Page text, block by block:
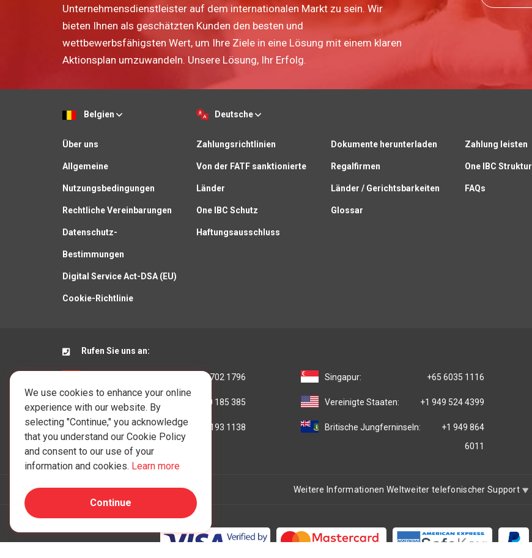
Unternehmensdienstleister auf dem internationalen Markt zu sein. Wir
bieten Ihnen als geschätzten Kunden den besten und
wettbewerbsfähigsten Wert, um Ihre Ziele in eine Lösung mit einem klaren
Aktionsplan umzuwandeln. Unsere Lösung, Ihr Erfolg.
Belgien Deutsche
Über uns
Allgemeine
Nutzungsbedingungen
Rechtliche Vereinbarungen
Datenschutz-
Bestimmungen
Digital Service Act-DSA (EU)
Cookie-Richtlinie
Zahlungsrichtlinien
Von der FATF sanktionierte
Länder
One IBC Schutz
Haftungsausschluss
Dokumente herunterladen
Regalfirmen
Länder / Gerichtsbarkeiten
Glossar
Zahlung leisten
One IBC Struktur
FAQs
We use cookies to enhance your online
experience with our website. By
selecting "Continue," you acknowledge
that you understand our Cookie Policy
and consent to our use of your
information and cookies. Learn more
Continue
Rufen Sie uns an:
+852 3702 1796
Australien: +61 390 185 385
Vereinigtes Königreich: +44 207 193 1138
Singapur: +65 6035 1116
Vereinigte Staaten: +1 949 524 4399
Britische Jungferninseln:
+1 949 864
6011
Weitere Informationen Weltweiter telefonischer Support